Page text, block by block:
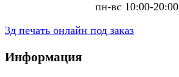
пн-вс 10:00-20:00
3д печать онлайн под заказ
Информация